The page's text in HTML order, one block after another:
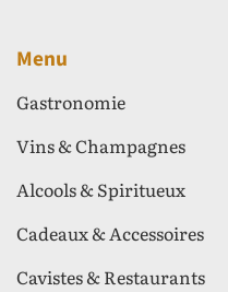
Menu
Gastronomie
Vins & Champagnes
Alcools & Spiritueux
Cadeaux & Accessoires
Cavistes & Restaurants